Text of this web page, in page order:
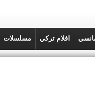
افلام تركي مسلسلات